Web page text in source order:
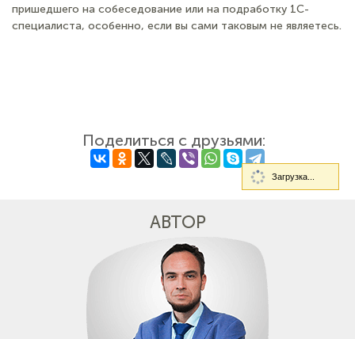
пришедшего на собеседование или на подработку 1С-
специалиста, особенно, если вы сами таковым не являетесь.
Поделиться с друзьями:
АВТОР
Загрузка...